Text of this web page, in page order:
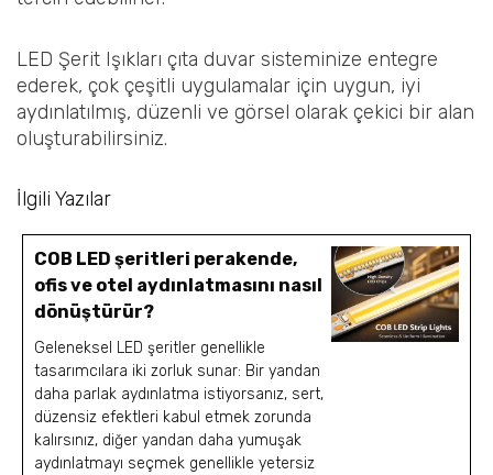
LED Şerit Işıkları çıta duvar sisteminize entegre
ederek, çok çeşitli uygulamalar için uygun, iyi
aydınlatılmış, düzenli ve görsel olarak çekici bir alan
oluşturabilirsiniz.
İlgili Yazılar
COB LED şeritleri perakende,
ofis ve otel aydınlatmasını nasıl
dönüştürür?
Geleneksel LED şeritler genellikle
tasarımcılara iki zorluk sunar: Bir yandan
daha parlak aydınlatma istiyorsanız, sert,
düzensiz efektleri kabul etmek zorunda
kalırsınız, diğer yandan daha yumuşak
aydınlatmayı seçmek genellikle yetersiz